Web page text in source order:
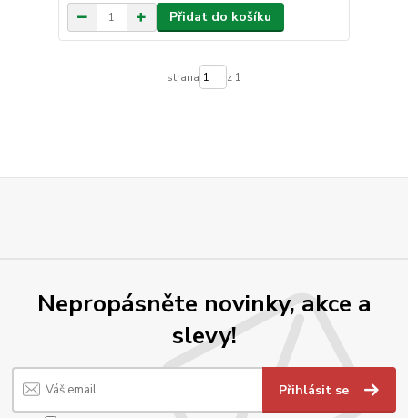
Přidat do košíku
strana z 1
Nepropásněte novinky, akce a
slevy!
Přihlásit se